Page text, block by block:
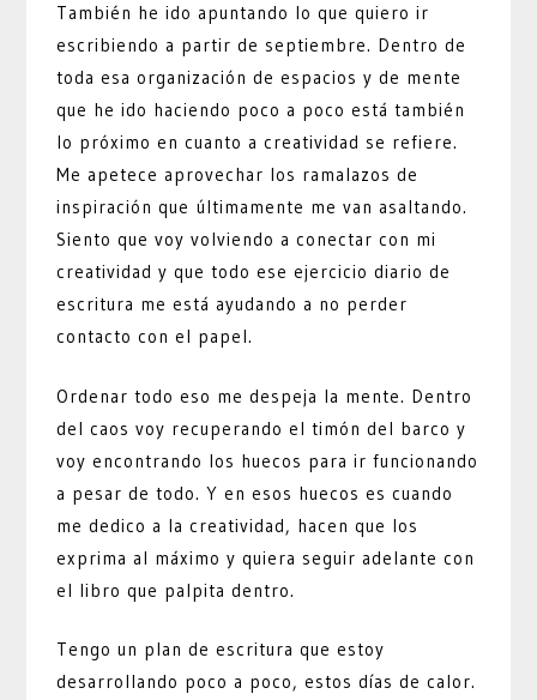
También he ido apuntando lo que quiero ir
escribiendo a partir de septiembre. Dentro de
toda esa organización de espacios y de mente
que he ido haciendo poco a poco está también
lo próximo en cuanto a creatividad se refiere.
Me apetece aprovechar los ramalazos de
inspiración que últimamente me van asaltando.
Siento que voy volviendo a conectar con mi
creatividad y que todo ese ejercicio diario de
escritura me está ayudando a no perder
contacto con el papel.
Ordenar todo eso me despeja la mente. Dentro
del caos voy recuperando el timón del barco y
voy encontrando los huecos para ir funcionando
a pesar de todo. Y en esos huecos es cuando
me dedico a la creatividad, hacen que los
exprima al máximo y quiera seguir adelante con
el libro que palpita dentro.
Tengo un plan de escritura que estoy
desarrollando poco a poco, estos días de calor.